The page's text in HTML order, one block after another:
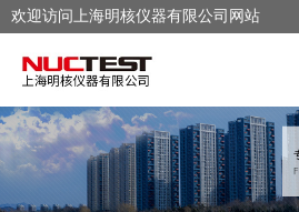
欢迎访问上海明核仪器有限公司网站